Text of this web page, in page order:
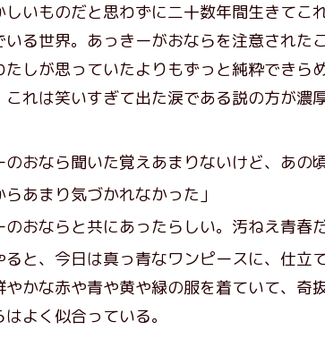
いものだと思わずに二十数年間生きてこ
る世界。あっきーがおならを注意された
しが思っていたよりもずっと純粋できら
れは笑いすぎて出た涙である説の方が濃厚
おなら聞いた覚えあまりないけど、あの
あまり気づかれなかった」
おならと共にあったらしい。汚ねえ青春だ
と、今日は真っ青なワンピースに、仕立
かな赤や青や黄や緑の服を着ていて、奇
よく似合っている。